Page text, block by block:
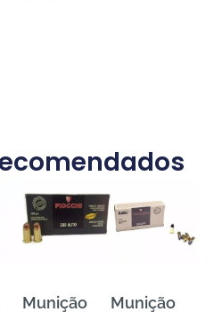
Munição
Munição